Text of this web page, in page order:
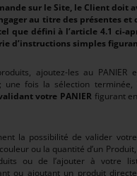
sur le Site, le Client doit
au titre des présentes et
que défini à l’article 4.1 ci-
d’instructions simples
ajoutez-les au PANIER
une fois la sélection terminée,
votre PANIER figurant
la possibilité de valider votre
ou la quantité d’un
ou de l’ajouter à votre
ou ajoutant un produit